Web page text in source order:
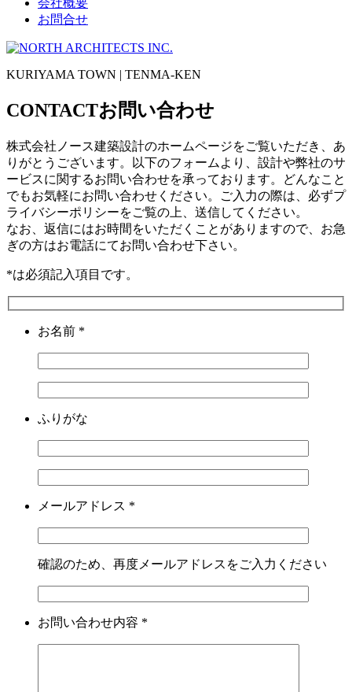
お問合せ
KURIYAMA TOWN | TENMA-KEN
CONTACTお問い合わせ
株式会社ノース建築設計のホームページをご覧いただき、あ
りがとうございます。以下のフォームより、設計や弊社のサ
ービスに関するお問い合わせを承っております。どんなこと
でもお気軽にお問い合わせください。ご入力の際は、必ずプ
ライバシーポリシーをご覧の上、送信してください。
なお、返信にはお時間をいただくことがありますので、お急
ぎの方はお電話にてお問い合わせ下さい。
*は必須記入項目です。
お名前 *
ふりがな
メールアドレス *
確認のため、再度メールアドレスをご入力ください
お問い合わせ内容 *